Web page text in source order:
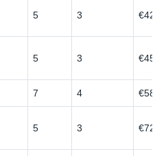
5 3 €42
5 3 €45
7 4 €58
5 3 €72